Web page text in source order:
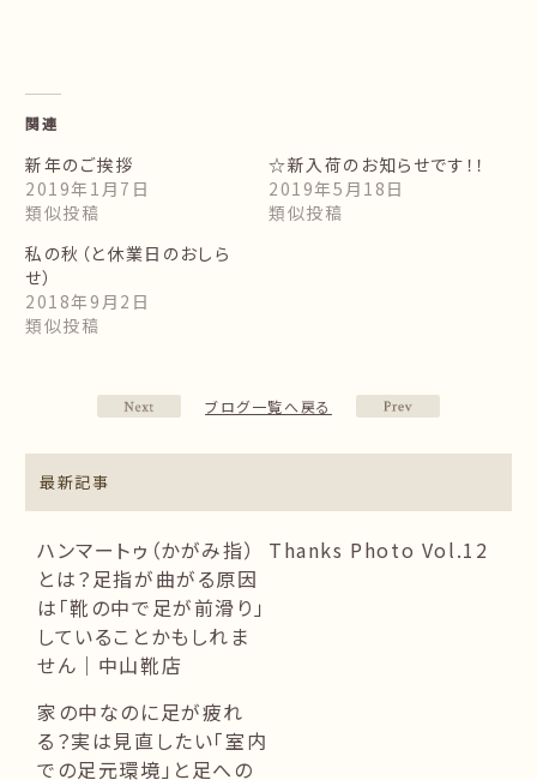
関連
新年のご挨拶
2019年1月7日
類似投稿
☆新入荷のお知らせです！！
2019年5月18日
類似投稿
私の秋（と休業日のおしら
せ）
2018年9月2日
類似投稿
ブログ一覧へ戻る
最新記事
ハンマートゥ（かがみ指）
とは？足指が曲がる原因
は「靴の中で足が前滑り」
していることかもしれま
せん｜中山靴店
Thanks Photo Vol.12
家の中なのに足が疲れ
る？実は見直したい「室内
での足元環境」と足への